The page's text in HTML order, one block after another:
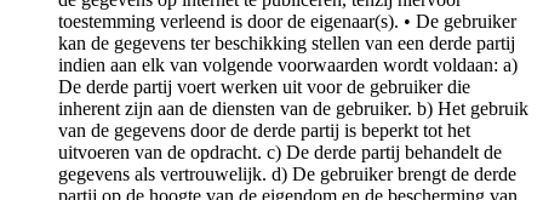
toestemming verleend is door de eigenaar(s). • De gebruiker
kan de gegevens ter beschikking stellen van een derde partij
indien aan elk van volgende voorwaarden wordt voldaan: a)
De derde partij voert werken uit voor de gebruiker die
inherent zijn aan de diensten van de gebruiker. b) Het gebruik
van de gegevens door de derde partij is beperkt tot het
uitvoeren van de opdracht. c) De derde partij behandelt de
gegevens als vertrouwelijk. d) De gebruiker brengt de derde
partij op de hoogte van de eigendom en de bescherming van